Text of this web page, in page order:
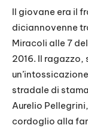
Il giovane era il
diciannovenne
Miracoli alle 7
2016. Il
stradale di
Aurelio
cordoglio alla